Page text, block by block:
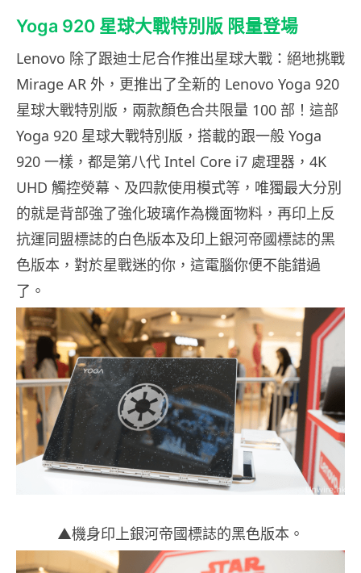
Yoga 920 星球大戰特別版 限量登場
Lenovo 除了跟迪士尼合作推出星球大戰：絕地挑戰
Mirage AR 外，更推出了全新的 Lenovo Yoga 920
星球大戰特別版，兩款顏色合共限量 100 部！這部
Yoga 920 星球大戰特別版，搭載的跟一般 Yoga
920 一樣，都是第八代 Intel Core i7 處理器，4K
UHD 觸控熒幕、及四款使用模式等，唯獨最大分別
的就是背部強了強化玻璃作為機面物料，再印上反
抗運同盟標誌的白色版本及印上銀河帝國標誌的黑
色版本，對於星戰迷的你，這電腦你便不能錯過
了。
▲機身印上銀河帝國標誌的黑色版本。